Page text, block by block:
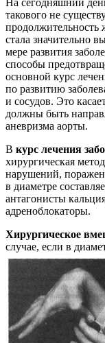
На сегодняшний
такового не
стала значительно
мере развития
способы
основной курс
по развитию
и сосудов. Это
должны быть
аневризма аорты.
В курс лечения
хирургическая
нарушений,
в диаметре
антагонисты
адреноблокаторы.
Хирургическое
случае, если в